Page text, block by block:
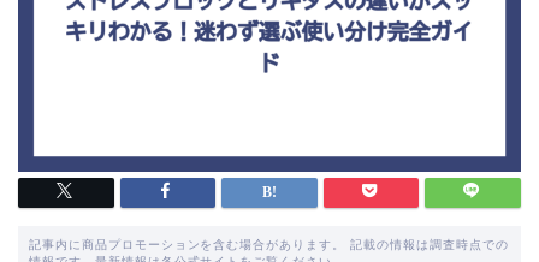
記事内に商品プロモーションを含む場合があります。 記載の情報は調査時点での